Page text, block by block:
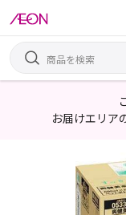
お届けエリア